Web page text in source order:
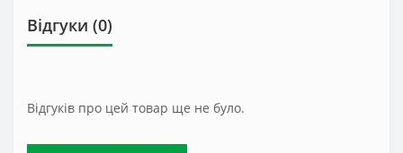
Відгуки (0)
Відгуків про цей товар ще не було.